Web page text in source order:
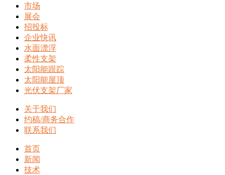
市场
展会
招投标
企业快讯
水面漂浮
柔性支架
太阳能跟踪
太阳能屋顶
光伏支架厂家
关于我们
约稿/商务合作
联系我们
首页
新闻
技术